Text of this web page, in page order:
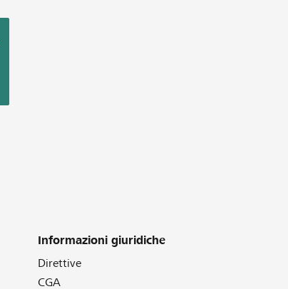
Informazioni giuridiche
Direttive
CGA